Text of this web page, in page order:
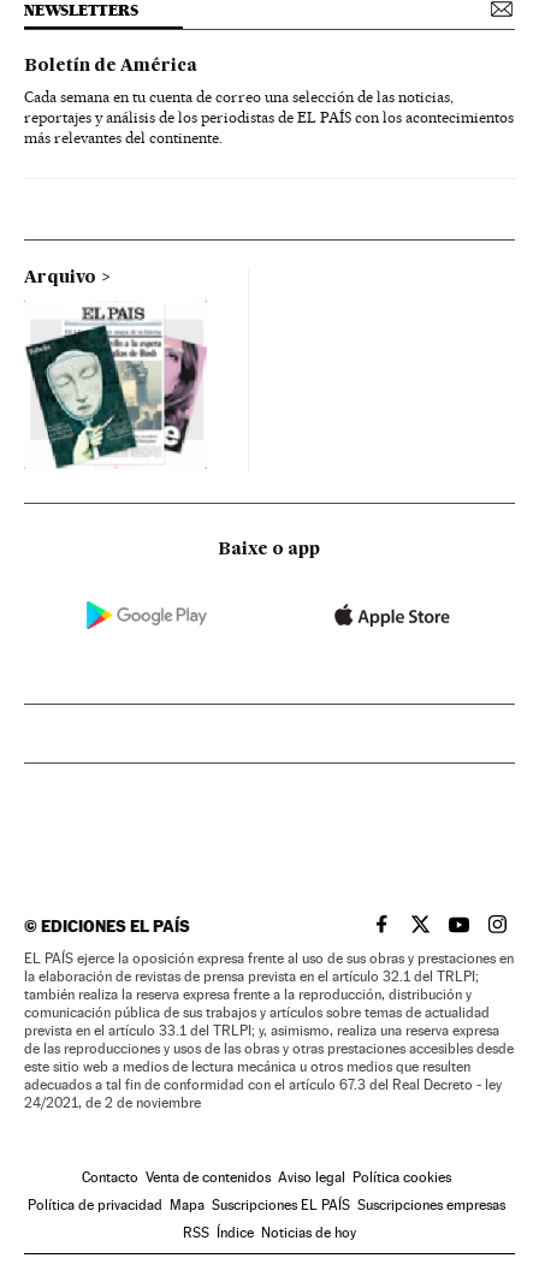
NEWSLETTERS
Boletín de América
Cada semana en tu cuenta de correo una selección de las noticias,
reportajes y análisis de los periodistas de EL PAÍS con los acontecimientos
más relevantes del continente.
Arquivo
Baixe o app
©EDICIONES EL PAÍS EL PAÍS BRASIL EN
EL PAÍSEL PAÍS
EL
EL PAÍS ejerce la oposición expresa frente al uso de sus obras y prestaciones en
la elaboración de revistas de prensa prevista en el artículo 32.1 del TRLPI;
también realiza la reserva expresa frente a la reproducción, distribución y
comunicación pública de sus trabajos y artículos sobre temas de actualidad
prevista en el artículo 33.1 del TRLPI; y, asimismo, realiza una reserva expresa
de las reproducciones y usos de las obras y otras prestaciones accesibles desde
este sitio web a medios de lectura mecánica u otros medios que resulten
adecuados a tal fin de conformidad con el artículo 67.3 del Real Decreto - ley
24/2021, de 2 de noviembre
Contacto Venta de contenidos Aviso legal
Política cookies
Política de privacidad
Mapa Suscripciones EL PAÍS Suscripciones empresas
RSS
Índice Noticias de hoy